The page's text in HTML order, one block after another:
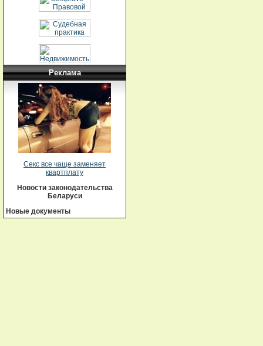
Реклама
Секс все чаще заменяет
квартплату
Новости законодательства
Беларуси
Новые документы